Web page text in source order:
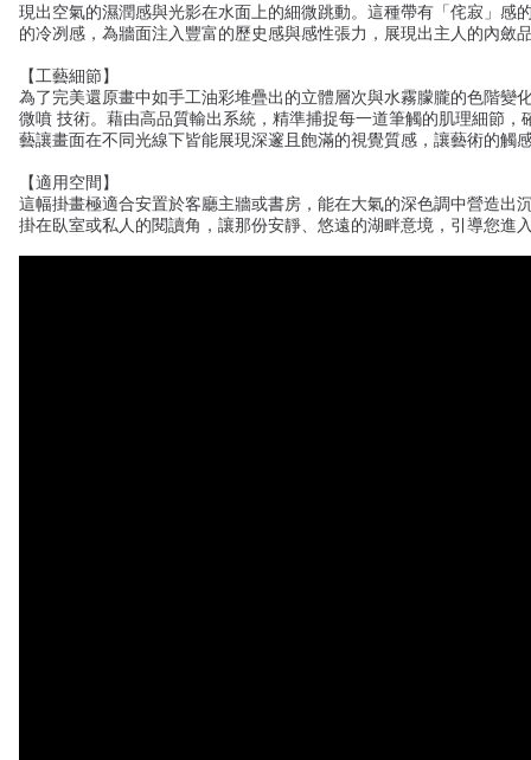
現出空氣的濕潤感與光影在水面上的細微跳動。這種帶有「侘寂」感
的冷冽感，為牆面注入豐富的歷史感與感性張力，展現出主人的內斂
【工藝細節】
為了完美還原畫中如手工油彩堆疊出的立體層次與水霧朦朧的色階變
微噴 技術。藉由高品質輸出系統，精準捕捉每一道筆觸的肌理細節
藝讓畫面在不同光線下皆能展現深邃且飽滿的視覺質感，讓藝術的觸
【適用空間】
這幅掛畫極適合安置於客廳主牆或書房，能在大氣的深色調中營造出
掛在臥室或私人的閱讀角，讓那份安靜、悠遠的湖畔意境，引導您進